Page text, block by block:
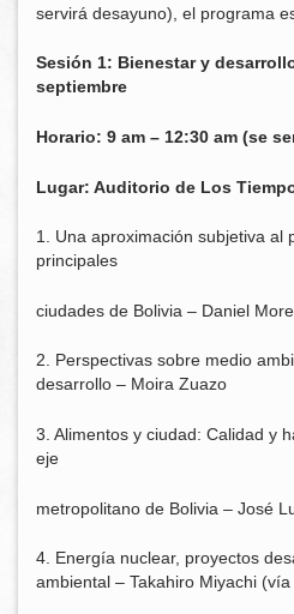
servirá desayuno), el programa
Sesión 1: Bienestar y
septiembre
Horario: 9 am – 12:30 am (se
Lugar: Auditorio de Los
1. Una aproximación subjetiva al
principales
ciudades de Bolivia – Daniel
2. Perspectivas sobre medio
desarrollo – Moira Zuazo
3. Alimentos y ciudad: Calidad y
eje
metropolitano de Bolivia – José
4. Energía nuclear, proyectos
ambiental – Takahiro Miyachi (vía